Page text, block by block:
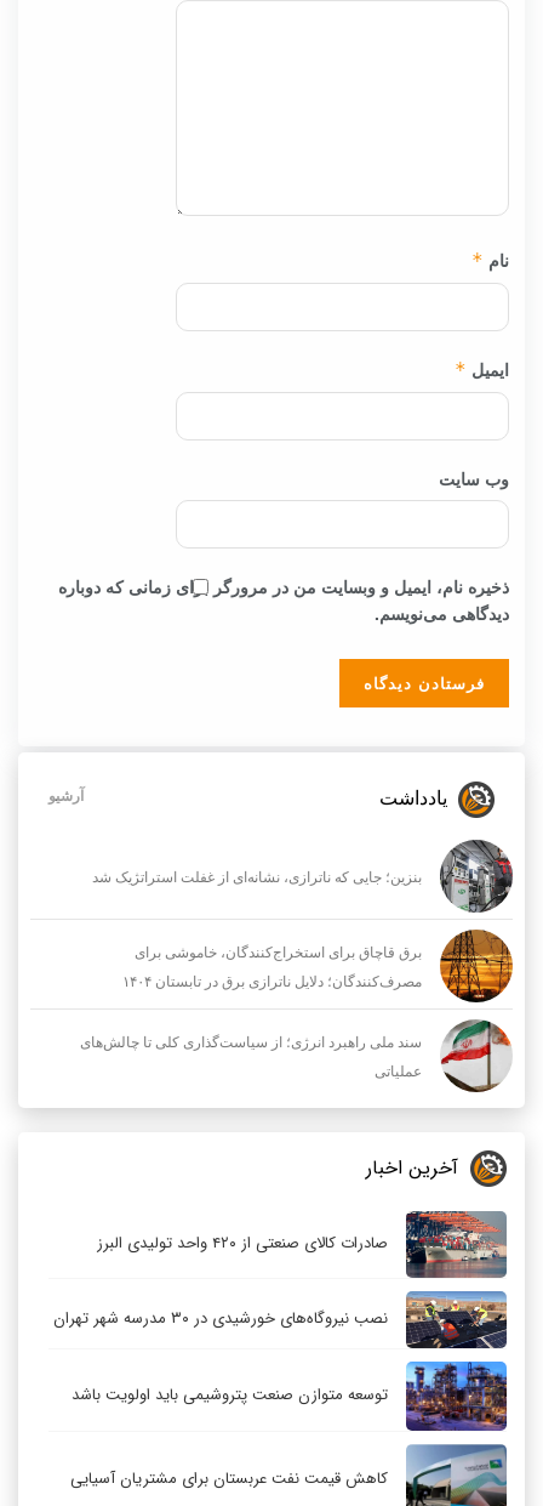
نام *
ایمیل *
وب‌ سایت
ذخیره نام، ایمیل و وبسایت من در مرورگر برای زمانی که دوباره
دیدگاهی می‌نویسم.
یادداشت آرشیو
بنزین؛ جایی که ناترازی، نشانه‌ای از غفلت استراتژیک شد
برق قاچاق برای استخراج‌کنندگان، خاموشی برای
مصرف‌کنندگان؛ دلایل ناترازی برق در تابستان ۱۴۰۴
سند ملی راهبرد انرژی؛ از سیاست‌گذاری کلی تا چالش‌های
عملیاتی
آخرین اخبار
صادرات کالای صنعتی از ۴۲۰ واحد تولیدی البرز
نصب نیروگاه‌های خورشیدی در ۳۰ مدرسه شهر تهران
توسعه متوازن صنعت پتروشیمی باید اولویت باشد
کاهش قیمت نفت عربستان برای مشتریان آسیایی